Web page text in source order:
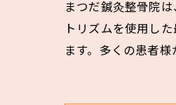
まつだ鍼灸整骨院
トリズムを使用し
ます。多くの患者